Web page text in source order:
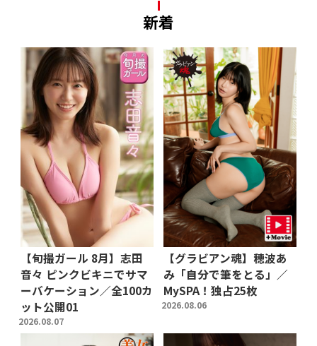
新着
【旬撮ガール 8月】志田
音々 ピンクビキニでサマ
ーバケーション／全100カ
ット公開01
2026.08.07
【グラビアン魂】穂波あ
み「自分で筆をとる」／
MySPA！独占25枚
2026.08.06